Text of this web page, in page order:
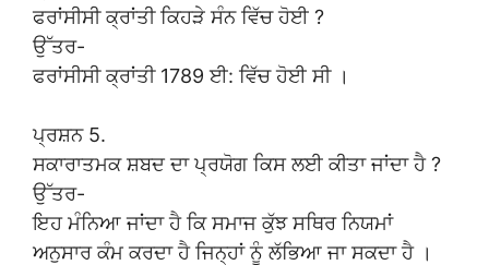
ਫਰਾਂਸੀਸੀ ਕ੍ਰਾਂਤੀ ਕਿਹੜੇ ਸੰਨ ਵਿੱਚ ਹੋਈ ?
ਉੱਤਰ-
ਫਰਾਂਸੀਸੀ ਕ੍ਰਾਂਤੀ 1789 ਈ: ਵਿੱਚ ਹੋਈ ਸੀ ।
ਪ੍ਰਸ਼ਨ 5.
ਸਕਾਰਾਤਮਕ ਸ਼ਬਦ ਦਾ ਪ੍ਰਯੋਗ ਕਿਸ ਲਈ ਕੀਤਾ ਜਾਂਦਾ ਹੈ ?
ਉੱਤਰ-
ਇਹ ਮੰਨਿਆ ਜਾਂਦਾ ਹੈ ਕਿ ਸਮਾਜ ਕੁੱਝ ਸਥਿਰ ਨਿਯਮਾਂ
ਅਨੁਸਾਰ ਕੰਮ ਕਰਦਾ ਹੈ ਜਿਨ੍ਹਾਂ ਨੂੰ ਲੱਭਿਆ ਜਾ ਸਕਦਾ ਹੈ ।